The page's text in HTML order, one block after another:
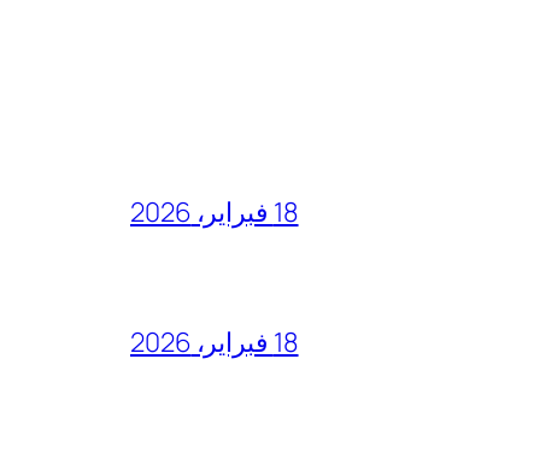
18 فبراير، 2026
18 فبراير، 2026